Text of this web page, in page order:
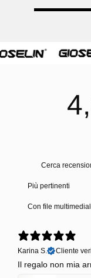
Con file
Karina S.
Cliente
Il regalo non mia